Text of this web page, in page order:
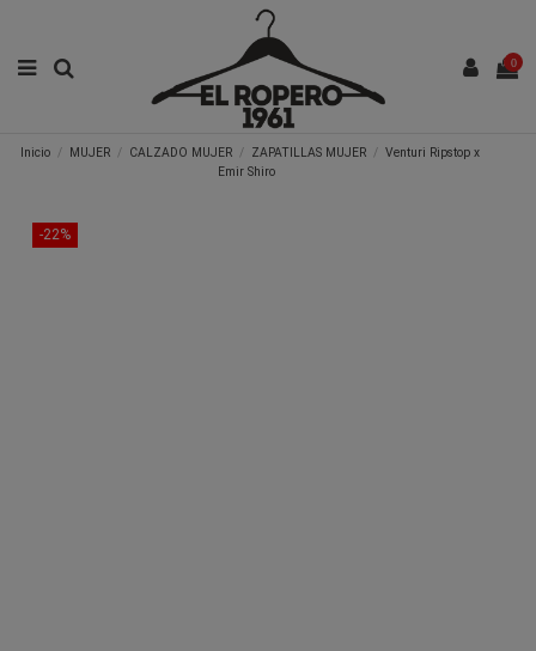
0
Inicio MUJER CALZADO MUJER ZAPATILLAS MUJER
Venturi Ripstop x
Emir Shiro
-22%